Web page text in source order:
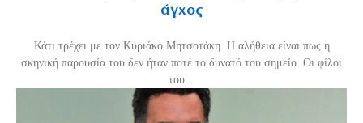
άγχος
Κάτι τρέχει με τον Κυριάκο Μητσοτάκη. Η αλήθεια είναι πως η
σκηνική παρουσία του δεν ήταν ποτέ το δυνατό του σημείο. Οι φίλοι
του...